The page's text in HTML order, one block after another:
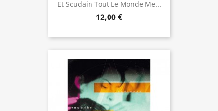
Et Soudain Tout Le Monde Me...
12,00 €